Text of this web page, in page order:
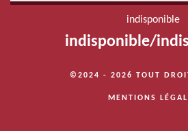
indisponible
indisponible/
©2024 - 2026 TOUT
MENTIONS